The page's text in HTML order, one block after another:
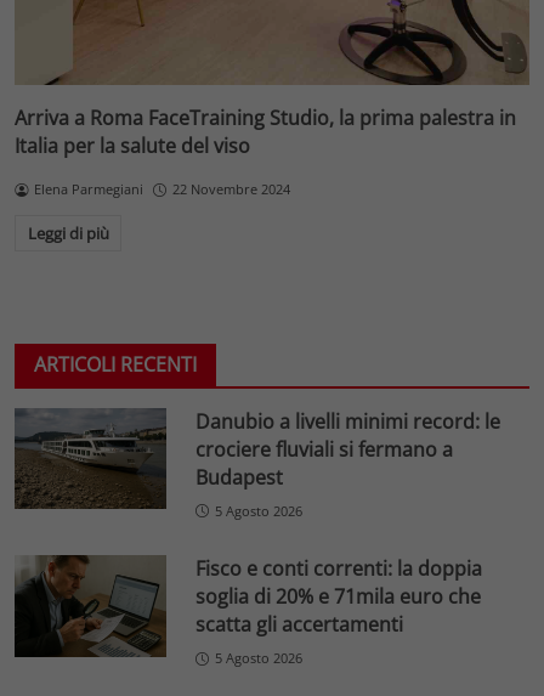
Arriva a Roma FaceTraining Studio, la prima palestra in
Italia per la salute del viso
Elena Parmegiani 22 Novembre 2024
Leggi di più
ARTICOLI RECENTI
Danubio a livelli minimi record: le
crociere fluviali si fermano a
Budapest
5 Agosto 2026
Fisco e conti correnti: la doppia
soglia di 20% e 71mila euro che
scatta gli accertamenti
5 Agosto 2026